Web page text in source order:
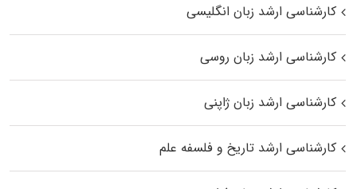
کارشناسی ارشد زبان انگلیسی
کارشناسی ارشد زبان روسی
کارشناسی ارشد زبان ژاپنی
کارشناسی ارشد تاریخ و فلسفه علم